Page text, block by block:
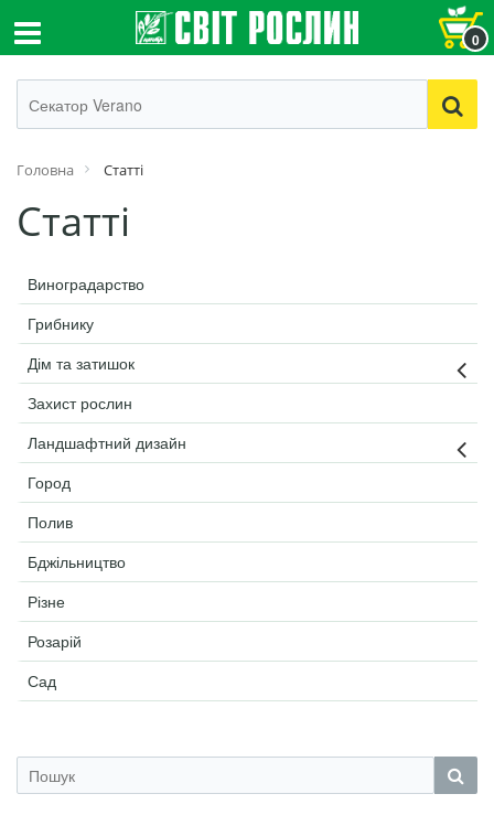
0
Головна Статті
Статті
Виноградарство
Грибнику
Дім та затишок
Захист рослин
Ландшафтний дизайн
Город
Полив
Бджільництво
Різне
Розарій
Сад